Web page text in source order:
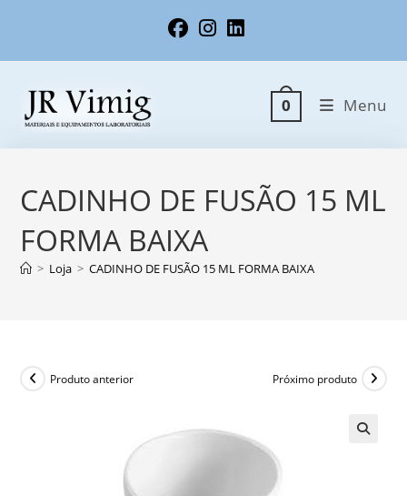
0 Menu
CADINHO DE FUSÃO 15 ML
FORMA BAIXA
> Loja > CADINHO DE FUSÃO 15 ML FORMA BAIXA
Produto anterior Próximo produto